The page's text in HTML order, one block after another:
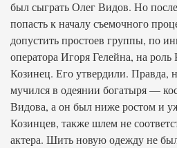
был сыграть Олег Видов. Но
попасть к началу съемочного
допустить простоев группы, по
оператора Игоря Гелейна, на
Козинец. Его утвердили. Правда,
мучился в одеянии богатыря —
Видова, а он был ниже ростом и
Козинцев, также шлем не
актера. Шить новую одежду не